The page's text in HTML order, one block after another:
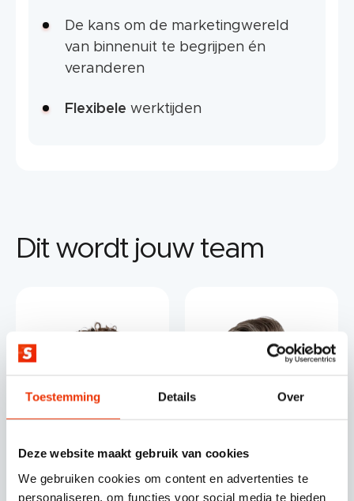
Toestemming Details Over
Deze website maakt gebruik van cookies
We gebruiken cookies om content en advertenties te
personaliseren, om functies voor social media te bieden
De kans om de marketingwereld
van binnenuit te begrijpen én
veranderen
Flexibele werktijden
Dit wordt jouw team
Inge Peeters Dennis Kornuyt